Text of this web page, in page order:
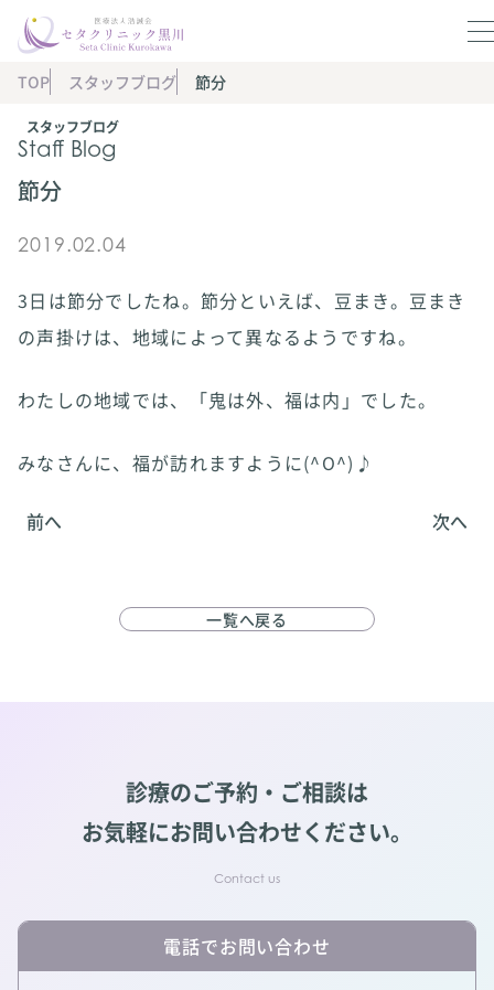
スタッフブログ
Staff Blog
TOP スタッフブログ 節分
節分
2019.02.04
3日は節分でしたね。節分といえば、豆まき。豆まき
の声掛けは、地域によって異なるようですね。
わたしの地域では、「鬼は外、福は内」でした。
みなさんに、福が訪れますように(^O^)♪
前へ 次へ
一覧へ戻る
診療のご予約・ご相談は
お気軽にお問い合わせください。
電話でお問い合わせ